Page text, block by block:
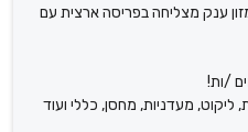
ענק מצליחה בפריסה ארצית עם
/ות!
מעדניות, מחסן, כללי ועוד